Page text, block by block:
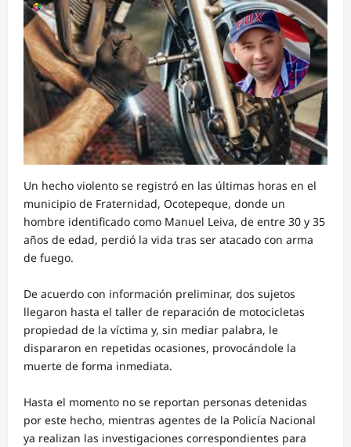
Un hecho violento se registró en las últimas horas en el
municipio de Fraternidad, Ocotepeque, donde un
hombre identificado como Manuel Leiva, de entre 30 y 35
años de edad, perdió la vida tras ser atacado con arma
de fuego.
De acuerdo con información preliminar, dos sujetos
llegaron hasta el taller de reparación de motocicletas
propiedad de la víctima y, sin mediar palabra, le
dispararon en repetidas ocasiones, provocándole la
muerte de forma inmediata.
Hasta el momento no se reportan personas detenidas
por este hecho, mientras agentes de la Policía Nacional
ya realizan las investigaciones correspondientes para